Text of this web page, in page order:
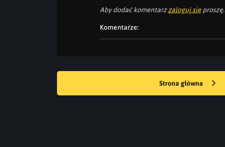
Aby dodać komentarzzaloguj sięproszę.
Komentarze:
Strona główna